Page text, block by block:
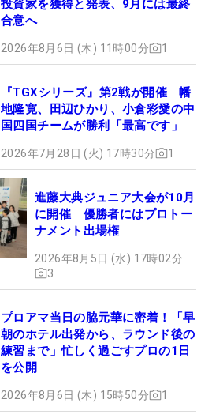
投資家を獲得と発表、9月には最終
合意へ
2026年8月6日 (木) 11時00分 1
『TGXシリーズ』第2戦が開催 幡
地隆寛、田辺ひかり、小倉彩愛の中
国四国チームが勝利「最高です」
2026年7月28日 (火) 17時30分 1
進藤大典ジュニア大会が10月
に開催 優勝者にはプロトー
ナメント出場権
2026年8月5日 (水) 17時02分
3
プロアマ当日の脇元華に密着！「早
朝のホテル出発から、ラウンド後の
練習まで」忙しく過ごすプロの1日
を公開
2026年8月6日 (木) 15時50分 1